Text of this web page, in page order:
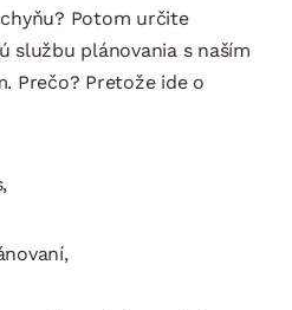
Potom určite
službu plánovania s naším
Prečo? Pretože ide o